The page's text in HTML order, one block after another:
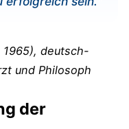
deutsch-
und Philosoph
der